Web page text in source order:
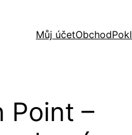
Můj účetObchod
Point –